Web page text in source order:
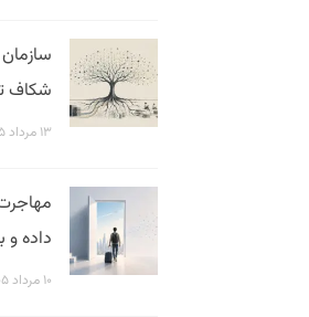
شکاف
۱۳ مرداد ۱۴۰۵
داده
۱۰ مرداد ۱۴۰۵